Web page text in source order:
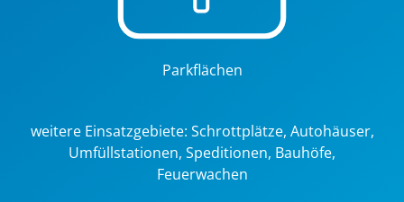
Parkflächen
weitere Einsatzgebiete: Schrottplätze, Autohäuser,
Umfüllstationen, Speditionen, Bauhöfe,
Feuerwachen